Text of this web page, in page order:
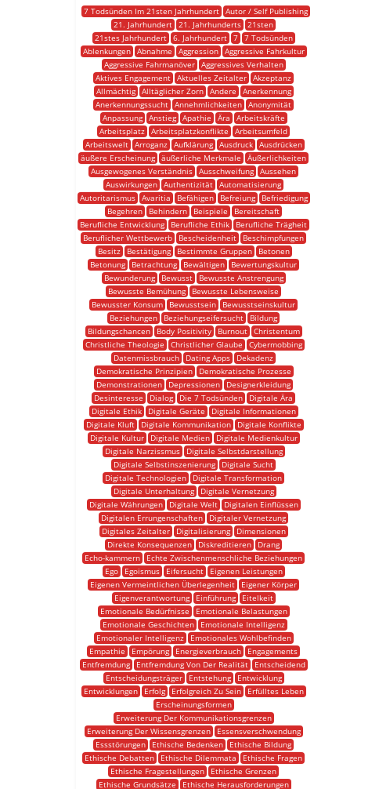
7 Todsünden Im 21sten Jahrhundert
Autor / Self Publishing
21. Jahrhundert 21. Jahrhunderts 21sten
21stes Jahrhundert
6. Jahrhundert 7
7 Todsünden
Ablenkungen
Abnahme Aggression
Aggressive Fahrkultur
Aggressive Fahrmanöver
Aggressives Verhalten
Aktives Engagement Aktuelles Zeitalter Akzeptanz
Allmächtig
Alltäglicher Zorn Andere
Anerkennung
Anerkennungssucht Annehmlichkeiten Anonymität
Anpassung
Anstieg Apathie Ära
Arbeitskräfte
Arbeitsplatz Arbeitsplatzkonflikte
Arbeitsumfeld
Arbeitswelt
Arroganz Aufklärung Ausdruck
Ausdrücken
äußere Erscheinung äußerliche Merkmale
Äußerlichkeiten
Ausgewogenes Verständnis Ausschweifung Aussehen
Auswirkungen Authentizität Automatisierung
Autoritarismus
Avaritia Befähigen Befreiung
Befriedigung
Begehren
Behindern Beispiele
Bereitschaft
Berufliche Entwicklung
Berufliche Ethik
Berufliche Trägheit
Beruflicher Wettbewerb
Bescheidenheit
Beschimpfungen
Besitz
Bestätigung Bestimmte Gruppen
Betonen
Betonung
Betrachtung Bewältigen
Bewertungskultur
Bewunderung
Bewusst
Bewusste Anstrengung
Bewusste Bemühung
Bewusste Lebensweise
Bewusster Konsum
Bewusstsein
Bewusstseinskultur
Beziehungen
Beziehungseifersucht
Bildung
Bildungschancen
Body Positivity Burnout
Christentum
Christliche Theologie
Christlicher Glaube
Cybermobbing
Datenmissbrauch
Dating Apps
Dekadenz
Demokratische Prinzipien
Demokratische Prozesse
Demonstrationen
Depressionen
Designerkleidung
Desinteresse
Dialog Die 7 Todsünden
Digitale Ära
Digitale Ethik
Digitale Geräte
Digitale Informationen
Digitale Kluft
Digitale Kommunikation
Digitale Konflikte
Digitale Kultur
Digitale Medien
Digitale Medienkultur
Digitale Narzissmus
Digitale Selbstdarstellung
Digitale Selbstinszenierung
Digitale Sucht
Digitale Technologien
Digitale Transformation
Digitale Unterhaltung
Digitale Vernetzung
Digitale Währungen
Digitale Welt
Digitalen Einflüssen
Digitalen Errungenschaften
Digitaler Vernetzung
Digitales Zeitalter
Digitalisierung
Dimensionen
Direkte Konsequenzen
Diskreditieren
Drang
Echo-kammern
Echte Zwischenmenschliche Beziehungen
Ego
Egoismus Eifersucht
Eigenen Leistungen
Eigenen Vermeintlichen Überlegenheit
Eigener Körper
Eigenverantwortung
Einführung
Eitelkeit
Emotionale Bedürfnisse
Emotionale Belastungen
Emotionale Geschichten
Emotionale Intelligenz
Emotionaler Intelligenz
Emotionales Wohlbefinden
Empathie
Empörung Energieverbrauch
Engagements
Entfremdung
Entfremdung Von Der Realität
Entscheidend
Entscheidungsträger
Entstehung
Entwicklung
Entwicklungen
Erfolg Erfolgreich Zu Sein
Erfülltes Leben
Erscheinungsformen
Erweiterung Der Kommunikationsgrenzen
Erweiterung Der Wissensgrenzen
Essensverschwendung
Essstörungen
Ethische Bedenken
Ethische Bildung
Ethische Debatten
Ethische Dilemmata
Ethische Fragen
Ethische Fragestellungen
Ethische Grenzen
Ethische Grundsätze
Ethische Herausforderungen